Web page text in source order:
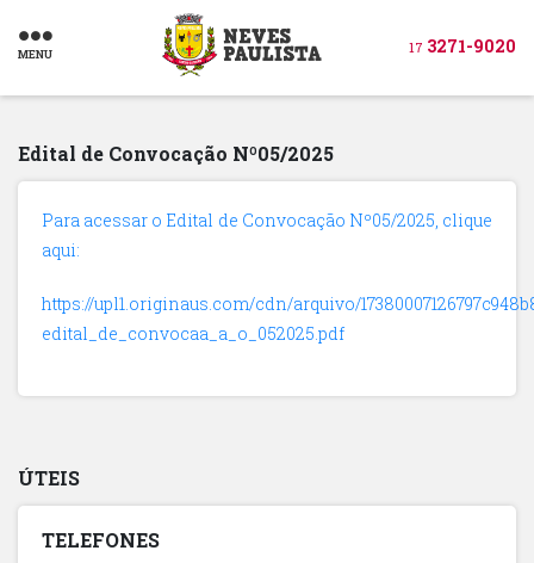
MENU 17 3271-9020
Edital de Convocação Nº05/2025
Para acessar o Edital de Convocação Nº05/2025, clique
aqui:
https://upl1.originaus.com/cdn/arquivo/
edital_de_convocaa_a_o_052025.pdf
ÚTEIS
TELEFONES